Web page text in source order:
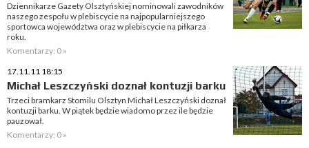
Dziennikarze Gazety Olsztyńskiej nominowali zawodników
naszego zespołu w plebiscycie na najpopularniejszego
sportowca województwa oraz w plebiscycie na piłkarza
roku.
Komentarzy: 0 »
17.11.11 18:15
Michał Leszczyński doznał kontuzji barku
Trzeci bramkarz Stomilu Olsztyn Michał Leszczyński doznał
kontuzji barku. W piątek będzie wiadomo przez ile będzie
pauzował.
Komentarzy: 0 »